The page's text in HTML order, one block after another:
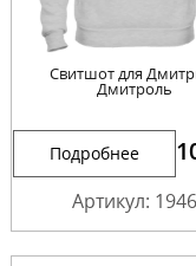
Свитшот для
Дмитроль
Подробнее
Артикул: 1946